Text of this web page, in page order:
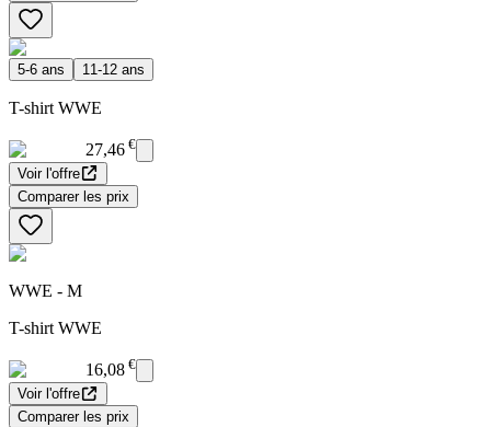
5-6 ans 11-12 ans
T-shirt WWE
27,46 €
Voir l'offre
Comparer les prix
WWE - M
T-shirt WWE
16,08 €
Voir l'offre
Comparer les prix